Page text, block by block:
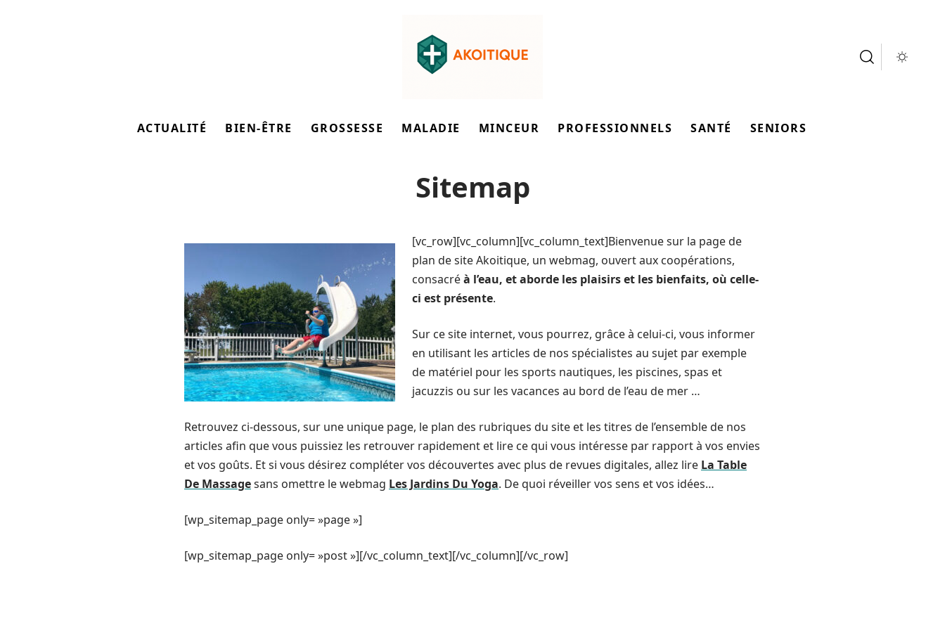
ACTUALITÉ BIEN-ÊTRE GROSSESSE MALADIE MINCEUR PROFESSIONNELS SANTÉ SENIORS
Sitemap
[vc_row][vc_column][vc_column_text]Bienvenue sur la page de
plan de site Akoitique, un webmag, ouvert aux coopérations,
consacréà l’eau, et aborde les plaisirs et les bienfaits, où celle-
ci est présente.
Sur ce site internet, vous pourrez, grâce à celui-ci, vous informer
en utilisant les articles de nos spécialistes au sujet par exemple
de matériel pour les sports nautiques, les piscines, spas et
jacuzzis ou sur les vacances au bord de l’eau de mer …
Retrouvez ci-dessous, sur une unique page, le plan des rubriques du site et les titres de l’ensemble de nos
articles afin que vous puissiez les retrouver rapidement et lire ce qui vous intéresse par rapport à vos envies
et vos goûts. Et si vous désirez compléter vos découvertes avec plus de revues digitales, allez lire La Table
De Massagesans omettre le webmag Les Jardins Du Yoga. De quoi réveiller vos sens et vos idées…
[wp_sitemap_page only= »page »]
[wp_sitemap_page only= »post »][/vc_column_text][/vc_column][/vc_row]